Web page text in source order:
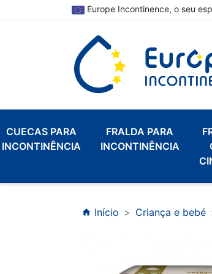
Europe Incontinence, o seu
CUECAS PARA
INCONTINÊNCIA
FRALDA PARA
INCONTINÊNCIA
home Início Criança e bebé